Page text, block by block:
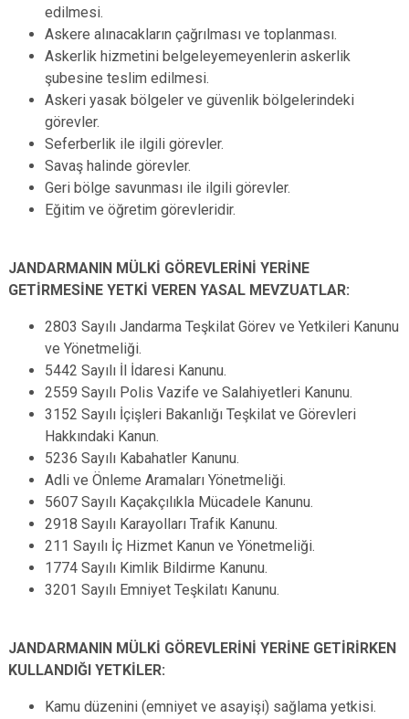
edilmesi.
Askere alınacakların çağrılması ve toplanması.
Askerlik hizmetini belgeleyemeyenlerin askerlik
şubesine teslim edilmesi.
Askeri yasak bölgeler ve güvenlik bölgelerindeki
görevler.
Seferberlik ile ilgili görevler.
Savaş halinde görevler.
Geri bölge savunması ile ilgili görevler.
Eğitim ve öğretim görevleridir.
JANDARMANIN MÜLKİ GÖREVLERİNİ YERİNE
GETİRMESİNE YETKİ VEREN YASAL MEVZUATLAR:
2803 Sayılı Jandarma Teşkilat Görev ve Yetkileri Kanunu
ve Yönetmeliği.
5442 Sayılı İl İdaresi Kanunu.
2559 Sayılı Polis Vazife ve Salahiyetleri Kanunu.
3152 Sayılı İçişleri Bakanlığı Teşkilat ve Görevleri
Hakkındaki Kanun.
5236 Sayılı Kabahatler Kanunu.
Adli ve Önleme Aramaları Yönetmeliği.
5607 Sayılı Kaçakçılıkla Mücadele Kanunu.
2918 Sayılı Karayolları Trafik Kanunu.
211 Sayılı İç Hizmet Kanun ve Yönetmeliği.
1774 Sayılı Kimlik Bildirme Kanunu.
3201 Sayılı Emniyet Teşkilatı Kanunu.
JANDARMANIN MÜLKİ GÖREVLERİNİ YERİNE GETİRİRKEN
KULLANDIĞI YETKİLER:
Kamu düzenini (emniyet ve asayişi) sağlama yetkisi.